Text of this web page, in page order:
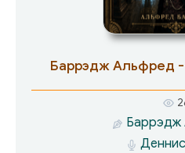
Баррэдж Альфред -
Баррэдж